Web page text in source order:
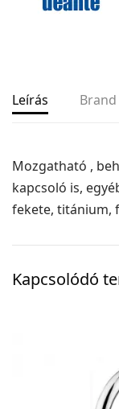
Leírás Brand
Mozgatható ,
kapcsoló is,
fekete, titánium,
Kapcsolódó